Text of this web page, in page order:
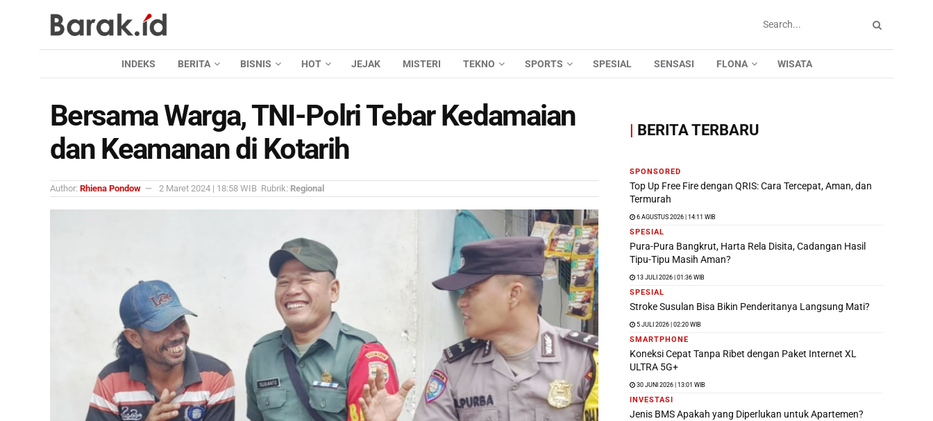
INDEKS BERITA BISNIS HOT JEJAK MISTERI TEKNO SPORTS SPESIAL SENSASI FLONA WISATA
Bersama Warga, TNI-Polri Tebar Kedamaian
dan Keamanan di Kotarih
Author: Rhiena Pondow 2 Maret 2024 | 18:58 WIB Rubrik: Regional
| BERITA TERBARU
SPONSORED
Top Up Free Fire dengan QRIS: Cara Tercepat, Aman, dan
Termurah
6 AGUSTUS 2026 | 14:11 WIB
SPESIAL
Pura-Pura Bangkrut, Harta Rela Disita, Cadangan Hasil
Tipu-Tipu Masih Aman?
13 JULI 2026 | 01:36 WIB
SPESIAL
Stroke Susulan Bisa Bikin Penderitanya Langsung Mati?
5 JULI 2026 | 02:20 WIB
SMARTPHONE
Koneksi Cepat Tanpa Ribet dengan Paket Internet XL
ULTRA 5G+
30 JUNI 2026 | 13:01 WIB
INVESTASI
Jenis BMS Apakah yang Diperlukan untuk Apartemen?